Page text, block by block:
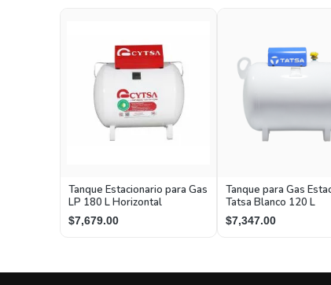
Tanque Estacionario para Gas
LP 180 L Horizontal
$7,679.00
Tanque para Gas
Tatsa Blanco 120 L
$7,347.00